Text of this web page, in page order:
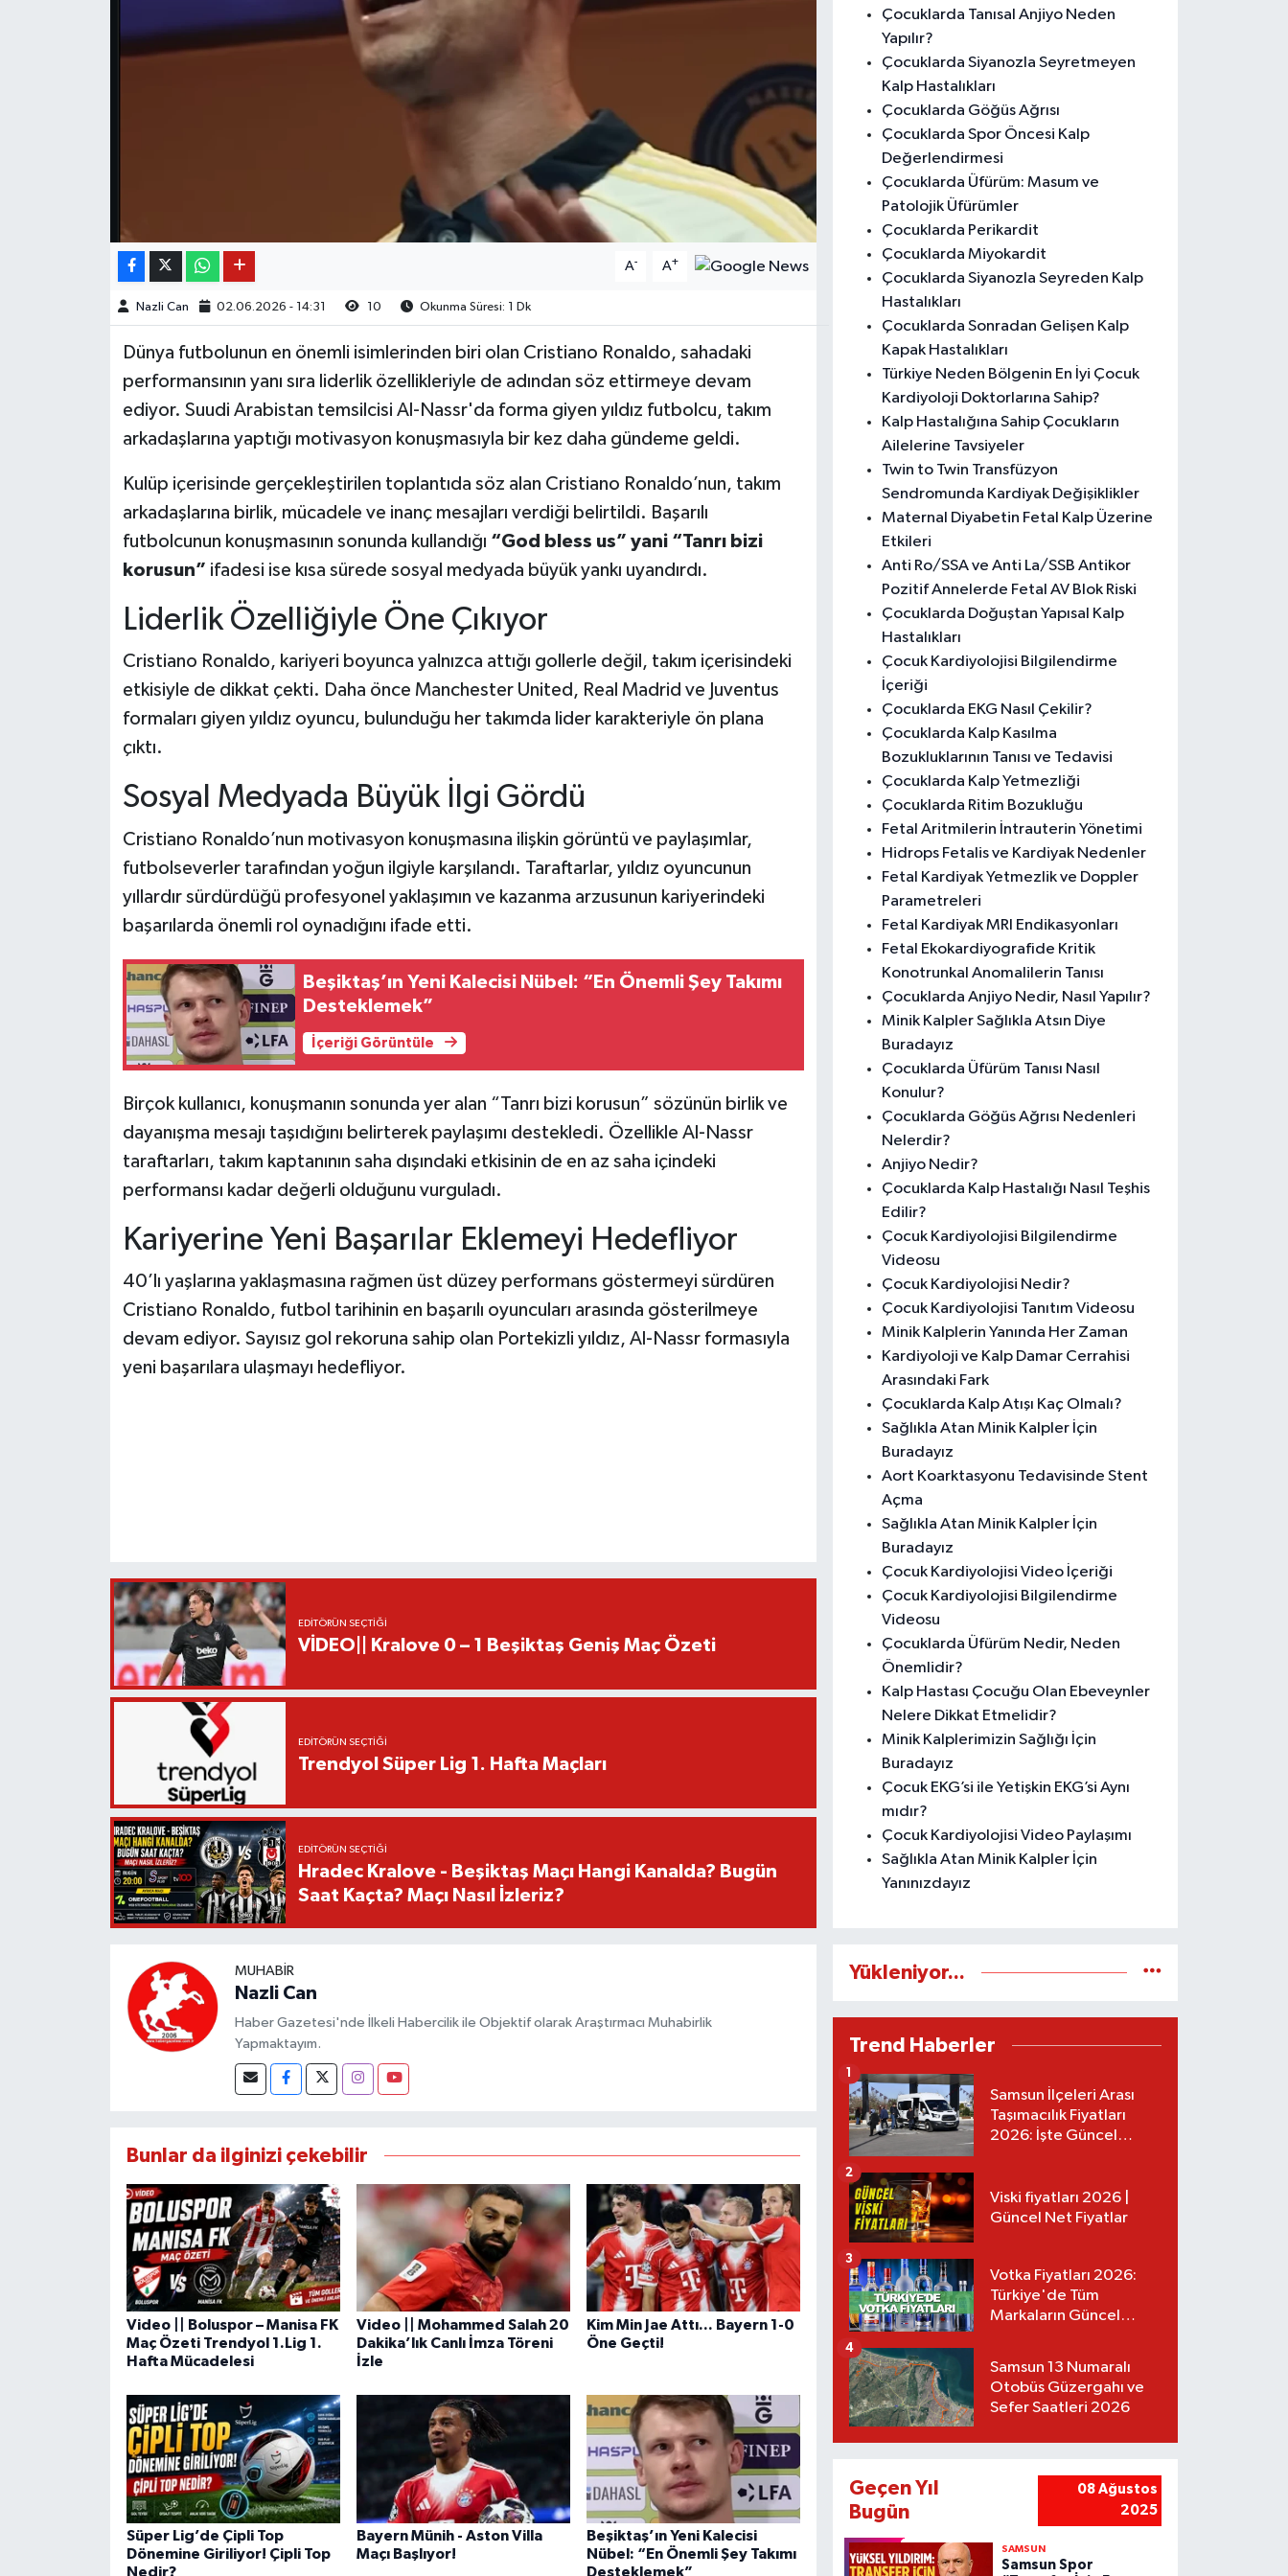
A- A+
Nazli Can 02.06.2026 - 14:31 10 Okunma Süresi: 1 Dk
Dünya futbolunun en önemli isimlerinden biri olan Cristiano Ronaldo, sahadaki
performansının yanı sıra liderlik özellikleriyle de adından söz ettirmeye devam
ediyor. Suudi Arabistan temsilcisi Al-Nassr'da forma giyen yıldız futbolcu, takım
arkadaşlarına yaptığı motivasyon konuşmasıyla bir kez daha gündeme geldi.
Kulüp içerisinde gerçekleştirilen toplantıda söz alan Cristiano Ronaldo’nun, takım
arkadaşlarına birlik, mücadele ve inanç mesajları verdiği belirtildi. Başarılı
futbolcunun konuşmasının sonunda kullandığı “God bless us” yani “Tanrı bizi
korusun” ifadesi ise kısa sürede sosyal medyada büyük yankı uyandırdı.
Liderlik Özelliğiyle Öne Çıkıyor
Cristiano Ronaldo, kariyeri boyunca yalnızca attığı gollerle değil, takım içerisindeki
etkisiyle de dikkat çekti. Daha önce Manchester United, Real Madrid ve Juventus
formaları giyen yıldız oyuncu, bulunduğu her takımda lider karakteriyle ön plana
çıktı.
Sosyal Medyada Büyük İlgi Gördü
Cristiano Ronaldo’nun motivasyon konuşmasına ilişkin görüntü ve paylaşımlar,
futbolseverler tarafından yoğun ilgiyle karşılandı. Taraftarlar, yıldız oyuncunun
yıllardır sürdürdüğü profesyonel yaklaşımın ve kazanma arzusunun kariyerindeki
başarılarda önemli rol oynadığını ifade etti.
Beşiktaş’ın Yeni Kalecisi Nübel: “En Önemli Şey Takımı
Desteklemek”
İçeriği Görüntüle
Birçok kullanıcı, konuşmanın sonunda yer alan “Tanrı bizi korusun” sözünün birlik ve
dayanışma mesajı taşıdığını belirterek paylaşımı destekledi. Özellikle Al-Nassr
taraftarları, takım kaptanının saha dışındaki etkisinin de en az saha içindeki
performansı kadar değerli olduğunu vurguladı.
Kariyerine Yeni Başarılar Eklemeyi Hedefliyor
40’lı yaşlarına yaklaşmasına rağmen üst düzey performans göstermeyi sürdüren
Cristiano Ronaldo, futbol tarihinin en başarılı oyuncuları arasında gösterilmeye
devam ediyor. Sayısız gol rekoruna sahip olan Portekizli yıldız, Al-Nassr formasıyla
yeni başarılara ulaşmayı hedefliyor.
EDITÖRÜN SEÇTIĞI
VİDEO|| Kralove 0 – 1 Beşiktaş Geniş Maç Özeti
EDITÖRÜN SEÇTIĞI
Trendyol Süper Lig 1. Hafta Maçları
EDITÖRÜN SEÇTIĞI
Hradec Kralove - Beşiktaş Maçı Hangi Kanalda? Bugün
Saat Kaçta? Maçı Nasıl İzleriz?
MUHABIR
Nazli Can
Haber Gazetesi'nde İlkeli Habercilik ile Objektif olarak Araştırmacı Muhabirlik
Yapmaktayım.
Bunlar da ilginizi çekebilir
Video || Boluspor – Manisa FK
Maç Özeti Trendyol 1.Lig 1.
Hafta Mücadelesi
Video || Mohammed Salah 20
Dakika’lık Canlı İmza Töreni
İzle
Kim Min Jae Attı... Bayern 1-0
Öne Geçti!
Süper Lig’de Çipli Top
Dönemine Giriliyor! Çipli Top
Nedir?
Bayern Münih - Aston Villa
Maçı Başlıyor!
Beşiktaş’ın Yeni Kalecisi
Nübel: “En Önemli Şey Takımı
Desteklemek”
Çocuklarda Tanısal Anjiyo Neden
Yapılır?
Çocuklarda Siyanozla Seyretmeyen
Kalp Hastalıkları
Çocuklarda Göğüs Ağrısı
Çocuklarda Spor Öncesi Kalp
Değerlendirmesi
Çocuklarda Üfürüm: Masum ve
Patolojik Üfürümler
Çocuklarda Perikardit
Çocuklarda Miyokardit
Çocuklarda Siyanozla Seyreden Kalp
Hastalıkları
Çocuklarda Sonradan Gelişen Kalp
Kapak Hastalıkları
Türkiye Neden Bölgenin En İyi Çocuk
Kardiyoloji Doktorlarına Sahip?
Kalp Hastalığına Sahip Çocukların
Ailelerine Tavsiyeler
Twin to Twin Transfüzyon
Sendromunda Kardiyak Değişiklikler
Maternal Diyabetin Fetal Kalp Üzerine
Etkileri
Anti Ro/SSA ve Anti La/SSB Antikor
Pozitif Annelerde Fetal AV Blok Riski
Çocuklarda Doğuştan Yapısal Kalp
Hastalıkları
Çocuk Kardiyolojisi Bilgilendirme
İçeriği
Çocuklarda EKG Nasıl Çekilir?
Çocuklarda Kalp Kasılma
Bozukluklarının Tanısı ve Tedavisi
Çocuklarda Kalp Yetmezliği
Çocuklarda Ritim Bozukluğu
Fetal Aritmilerin İntrauterin Yönetimi
Hidrops Fetalis ve Kardiyak Nedenler
Fetal Kardiyak Yetmezlik ve Doppler
Parametreleri
Fetal Kardiyak MRI Endikasyonları
Fetal Ekokardiyografide Kritik
Konotrunkal Anomalilerin Tanısı
Çocuklarda Anjiyo Nedir, Nasıl Yapılır?
Minik Kalpler Sağlıkla Atsın Diye
Buradayız
Çocuklarda Üfürüm Tanısı Nasıl
Konulur?
Çocuklarda Göğüs Ağrısı Nedenleri
Nelerdir?
Anjiyo Nedir?
Çocuklarda Kalp Hastalığı Nasıl Teşhis
Edilir?
Çocuk Kardiyolojisi Bilgilendirme
Videosu
Çocuk Kardiyolojisi Nedir?
Çocuk Kardiyolojisi Tanıtım Videosu
Minik Kalplerin Yanında Her Zaman
Kardiyoloji ve Kalp Damar Cerrahisi
Arasındaki Fark
Çocuklarda Kalp Atışı Kaç Olmalı?
Sağlıkla Atan Minik Kalpler İçin
Buradayız
Aort Koarktasyonu Tedavisinde Stent
Açma
Sağlıkla Atan Minik Kalpler İçin
Buradayız
Çocuk Kardiyolojisi Video İçeriği
Çocuk Kardiyolojisi Bilgilendirme
Videosu
Çocuklarda Üfürüm Nedir, Neden
Önemlidir?
Kalp Hastası Çocuğu Olan Ebeveynler
Nelere Dikkat Etmelidir?
Minik Kalplerimizin Sağlığı İçin
Buradayız
Çocuk EKG’si ile Yetişkin EKG’si Aynı
mıdır?
Çocuk Kardiyolojisi Video Paylaşımı
Sağlıkla Atan Minik Kalpler İçin
Yanınızdayız
Yükleniyor...
Trend Haberler
Samsun İlçeleri Arası
Taşımacılık Fiyatları
2026: İşte Güncel
1
Viski fiyatları 2026 |
Güncel Net Fiyatlar
2
Votka Fiyatları 2026:
Türkiye'de Tüm
Markaların Güncel
3
Samsun 13 Numaralı
Otobüs Güzergahı ve
Sefer Saatleri 2026
4
Geçen Yıl
Bugün
08 Ağustos
2025
SAMSUN
Samsun Spor